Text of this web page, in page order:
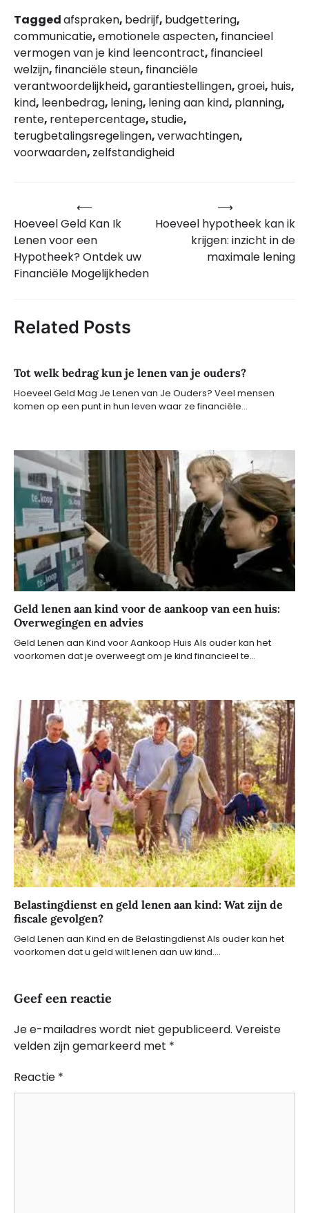
Taggedafspraken, bedrijf, budgettering,
communicatie,emotionele aspecten, financieel
vermogen van je kind leencontract, financieel
welzijn, financiële steun, financiële
verantwoordelijkheid,garantiestellingen,groei, huis,
kind, leenbedrag, lening, lening aan kind, planning,
rente, rentepercentage,studie,
terugbetalingsregelingen,verwachtingen,
voorwaarden, zelfstandigheid
navigatie
⟵
Hoeveel Geld Kan Ik
Lenen voor een
Hypotheek? Ontdek uw
Financiële Mogelijkheden
Hoeveel hypotheek kan ik
krijgen: inzicht in de
maximale lening
⟶
Related Posts
Tot welk bedrag kun je lenen van je ouders?
Hoeveel Geld Mag Je Lenen van Je Ouders? Veel mensen
komen op een punt in hun leven waar ze financiële…
Geld lenen aan kind voor de aankoop van een huis:
Overwegingen en advies
Geld Lenen aan Kind voor Aankoop Huis Als ouder kan het
voorkomen dat je overweegt om je kind financieel te…
Belastingdienst en geld lenen aan kind: Wat zijn de
fiscale gevolgen?
Geld Lenen aan Kind en de Belastingdienst Als ouder kan het
voorkomen dat u geld wilt lenen aan uw kind.…
Geef een reactie
Je e-mailadres wordt niet gepubliceerd. Vereiste
velden zijn gemarkeerd met *
Reactie *